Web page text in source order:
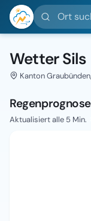
Ort suchen
Wetter Sils
Kanton
Aktualisiert alle 5 Min.